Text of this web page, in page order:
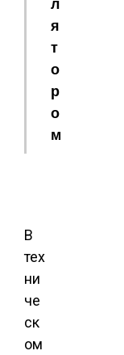
я
т
о
р
о
м
В
тех
ни
че
ск
ом